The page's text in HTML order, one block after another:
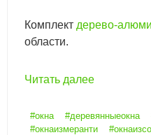
Комплект дерево-
области.
Читать далее
#окна #деревянныеокна
#окнаизмеранти